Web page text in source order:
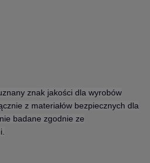
znak jakości dla wyrobów
z materiałów bezpiecznych dla
badane zgodnie ze